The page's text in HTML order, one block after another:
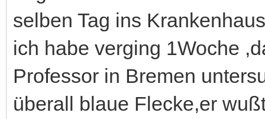
selben Tag ins
ich habe verging 1Woche
Professor in Bremen
überall blaue Flecke,er